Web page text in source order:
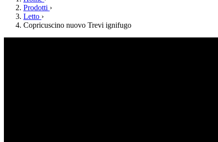
Prodotti ›
Letto ›
Copricuscino nuovo Trevi ignifugo